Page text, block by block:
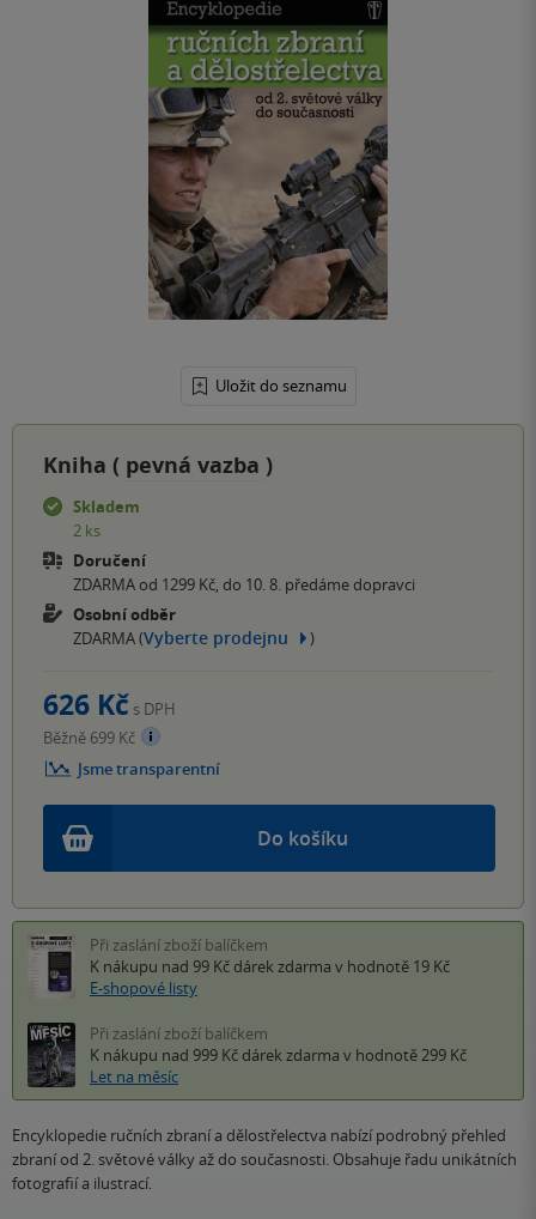
Uložit do seznamu
Kniha ( pevná vazba )
Skladem
2 ks
Doručení
ZDARMA od 1299 Kč, do 10. 8. předáme dopravci
Osobní odběr
ZDARMA (Vyberte prodejnu )
Do košíku
626 Kč s DPH
Běžně 699 Kč
Jsme transparentní
Při zaslání zboží balíčkem
K nákupu nad 99 Kč dárek zdarma v hodnotě 19 Kč
E-shopové listy
Při zaslání zboží balíčkem
K nákupu nad 999 Kč dárek zdarma v hodnotě 299 Kč
Let na měsíc
Encyklopedie ručních zbraní a dělostřelectva nabízí podrobný přehled
zbraní od 2. světové války až do současnosti. Obsahuje řadu unikátních
fotografií a ilustrací.